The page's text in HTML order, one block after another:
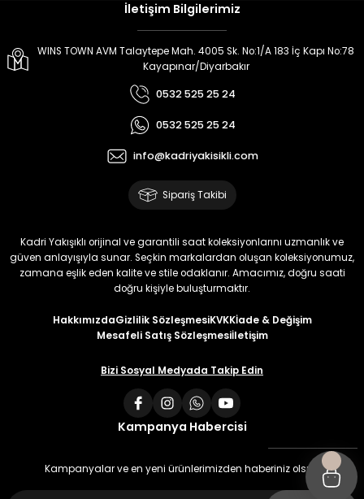
İletişim Bilgilerimiz
WINS TOWN AVM Talaytepe Mah. 4005 Sk. No:1/A 183 İç Kapı No:78
Kayapınar/Diyarbakır
0532 525 25 24
0532 525 25 24
info@kadriyakisikli.com
Sipariş Takibi
Kadri Yakışıklı orijinal ve garantili saat koleksiyonlarını uzmanlık ve
güven anlayışıyla sunar. Seçkin markalardan oluşan koleksiyonumuz,
zamana eşlik eden kalite ve stile odaklanır. Amacımız, doğru saati
doğru kişiyle buluşturmaktır.
HakkımızdaGizlilik SözleşmesiKVKKİade & Değişim
Mesafeli Satış Sözleşmesiİletişim
Bizi Sosyal Medyada Takip Edin
Kampanya Habercisi
Kampanyalar ve en yeni ürünlerimizden haberiniz olsun